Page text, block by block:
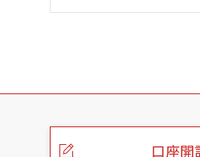
こ
口座開